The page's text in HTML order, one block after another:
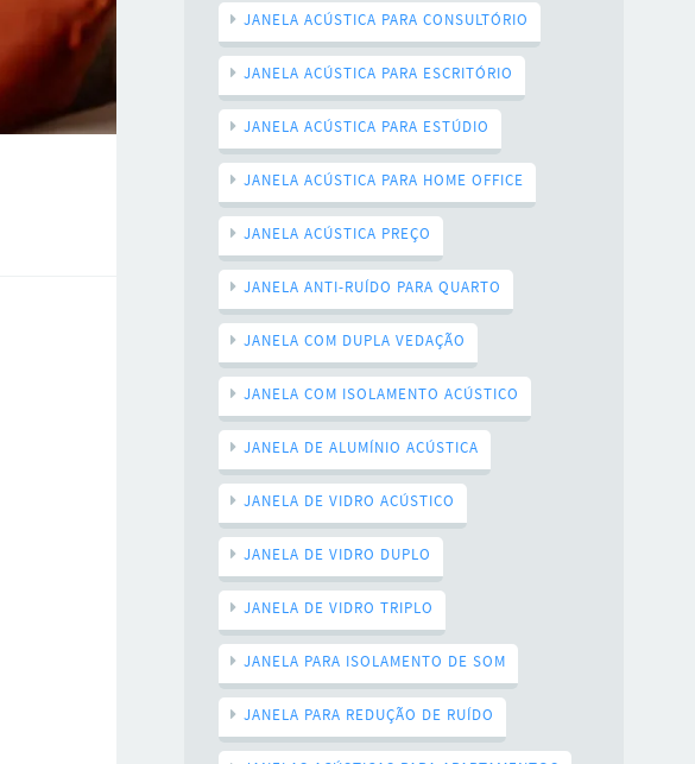
JANELA ACÚSTICA PARA CONSULTÓRIO
JANELA ACÚSTICA PARA ESCRITÓRIO
JANELA ACÚSTICA PARA ESTÚDIO
JANELA ACÚSTICA PARA HOME OFFICE
JANELA ACÚSTICA PREÇO
JANELA ANTI-RUÍDO PARA QUARTO
JANELA COM DUPLA VEDAÇÃO
JANELA COM ISOLAMENTO ACÚSTICO
JANELA DE ALUMÍNIO ACÚSTICA
JANELA DE VIDRO ACÚSTICO
JANELA DE VIDRO DUPLO
JANELA DE VIDRO TRIPLO
JANELA PARA ISOLAMENTO DE SOM
JANELA PARA REDUÇÃO DE RUÍDO